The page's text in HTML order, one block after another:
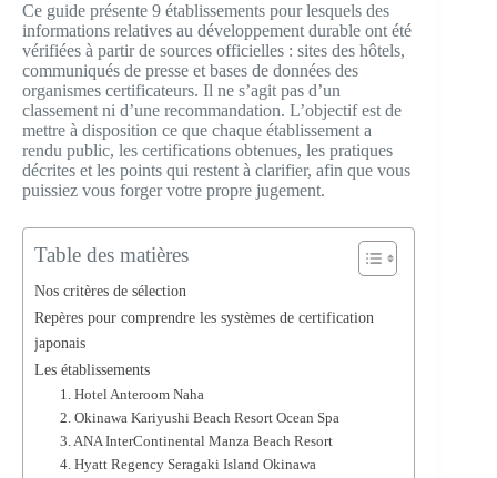
Ce guide présente 9 établissements pour lesquels des
informations relatives au développement durable ont été
vérifiées à partir de sources officielles : sites des hôtels,
communiqués de presse et bases de données des
organismes certificateurs. Il ne s’agit pas d’un
classement ni d’une recommandation. L’objectif est de
mettre à disposition ce que chaque établissement a
rendu public, les certifications obtenues, les pratiques
décrites et les points qui restent à clarifier, afin que vous
puissiez vous forger votre propre jugement.
Table des matières
Nos critères de sélection
Repères pour comprendre les systèmes de certification
japonais
Les établissements
1. Hotel Anteroom Naha
2. Okinawa Kariyushi Beach Resort Ocean Spa
3. ANA InterContinental Manza Beach Resort
4. Hyatt Regency Seragaki Island Okinawa